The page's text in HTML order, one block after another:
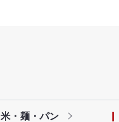
米・麺・パン